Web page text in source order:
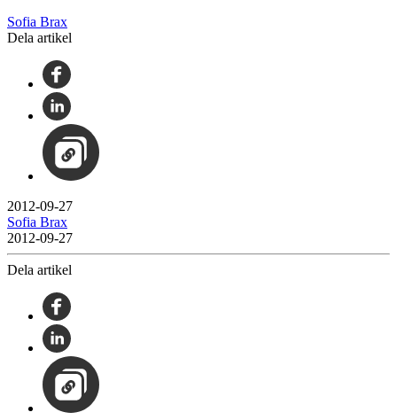
Sofia Brax
Dela artikel
2012-09-27
Sofia Brax
2012-09-27
Dela artikel